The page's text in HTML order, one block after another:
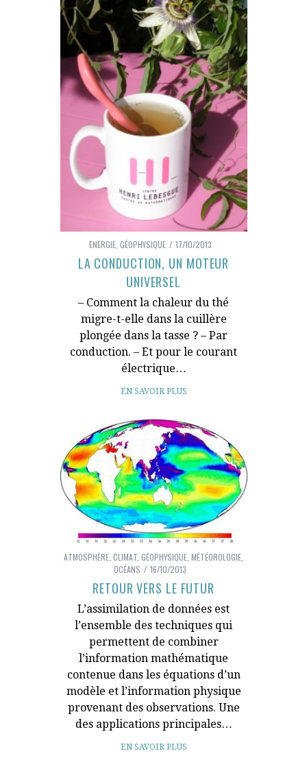
ENERGIE, GÉOPHYSIQUE 17/10/2013
LA CONDUCTION, UN MOTEUR
UNIVERSEL
– Comment la chaleur du thé
migre-t-elle dans la cuillère
plongée dans la tasse ? – Par
conduction. – Et pour le courant
électrique…
EN SAVOIR PLUS
ATMOSPHÈRE CLIMAT GÉOPHYSIQUE MÉTÉOROLOGIE
OCÉANS
16/10/2013
RETOUR VERS LE FUTUR
L’assimilation de données est
l’ensemble des techniques qui
permettent de combiner
l’information mathématique
contenue dans les équations d’un
modèle et l’information physique
provenant des observations. Une
des applications principales…
EN SAVOIR PLUS